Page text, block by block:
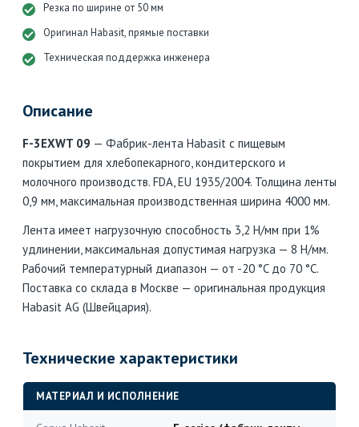
Резка по ширине от 50 мм
Оригинал Habasit, прямые поставки
Техническая поддержка инженера
Описание
F-3EXWT 09 — Фабрик-лента Habasit с пищевым
покрытием для хлебопекарного, кондитерского и
молочного производств. FDA, EU 1935/2004. Толщина ленты
0,9 мм, максимальная производственная ширина 4000 мм.
Лента имеет нагрузочную способность 3,2 Н/мм при 1%
удлинении, максимальная допустимая нагрузка — 8 Н/мм.
Рабочий температурный диапазон — от -20 °C до 70 °C.
Поставка со склада в Москве — оригинальная продукция
Habasit AG (Швейцария).
Технические характеристики
МАТЕРИАЛ И ИСПОЛНЕНИЕ